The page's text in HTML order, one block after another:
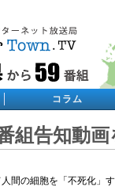
コラム
組告知動
間の細胞を「不死化」